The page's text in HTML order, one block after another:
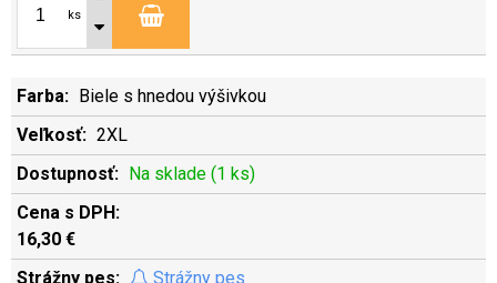
ks
Biele s hnedou výšivkou
2XL
Na sklade (1 ks)
16,30 €
Strážny pes